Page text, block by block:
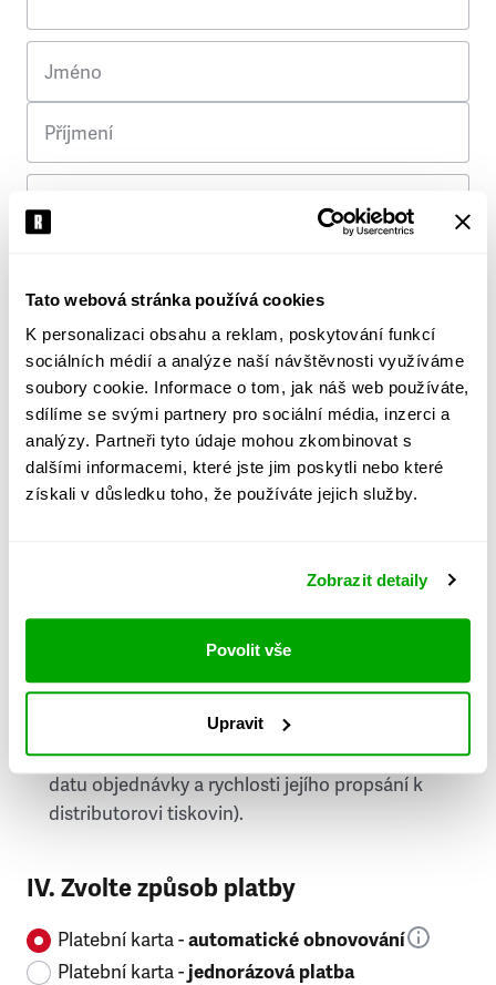
Tato webová stránka používá cookies
K personalizaci obsahu a reklam, poskytování funkcí
sociálních médií a analýze naší návštěvnosti využíváme
soubory cookie. Informace o tom, jak náš web používáte,
sdílíme se svými partnery pro sociální média, inzerci a
analýzy. Partneři tyto údaje mohou zkombinovat s
dalšími informacemi, které jste jim poskytli nebo které
získali v důsledku toho, že používáte jejich služby.
Zobrazit detaily
Povolit vše
Upravit
Jméno
Příjmení
Ulice
Město
PSČ
Stát
doručování týdeníku Respekt v tištěné verzi, na
první vydání ve vaší schránce se můžete těšit
příští, nejpozději přespříští týden (v závislosti na
datu objednávky a rychlosti jejího propsání k
distributorovi tiskovin).
IV. Zvolte způsob platby
Platební karta -automatické obnovování
Platební karta -jednorázová platba